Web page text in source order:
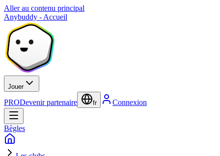
Aller au contenu principal
Anybuddy - Accueil
Jouer
PRODevenir partenaire fr Connexion
Bègles